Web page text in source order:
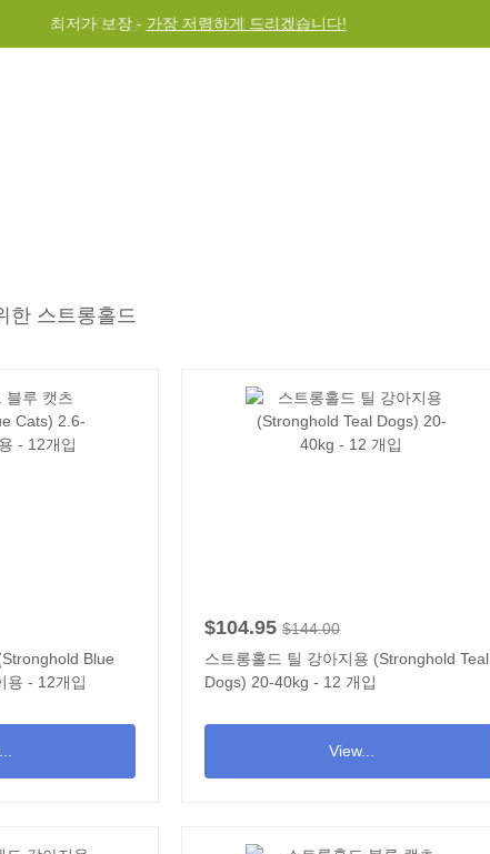
$50 이상 구매 시 전세계 무료 배송
한 스트롱홀드
Blue
용 - 12개입
$104.95 $144.00
스트롱홀드 틸 강아지용 (Stronghold Teal
Dogs) 20-40kg - 12 개입
View...